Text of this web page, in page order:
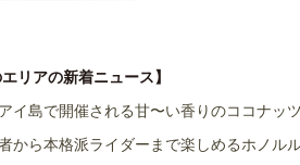
エリアの新着ニュース】
イ島で開催される甘〜い香りのココナ
から本格派ライダーまで楽しめるホノ